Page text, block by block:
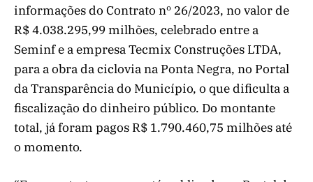
informações do Contrato nº 26/2023, no valor de
R$ 4.038.295,99 milhões, celebrado entre a
Seminf e a empresa Tecmix Construções LTDA,
para a obra da ciclovia na Ponta Negra, no Portal
da Transparência do Município, o que dificulta a
fiscalização do dinheiro público. Do montante
total, já foram pagos R$ 1.790.460,75 milhões até
o momento.